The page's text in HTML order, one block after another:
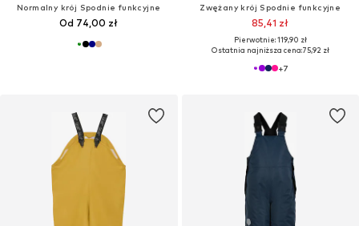
Normalny krój Spodnie funkcyjne
Od 74,00 zł
Zwężany krój Spodnie funkcyjne
85,41 zł
Pierwotnie: 119,90 zł
Ostatnia najniższa cena:75,92 zł
+7